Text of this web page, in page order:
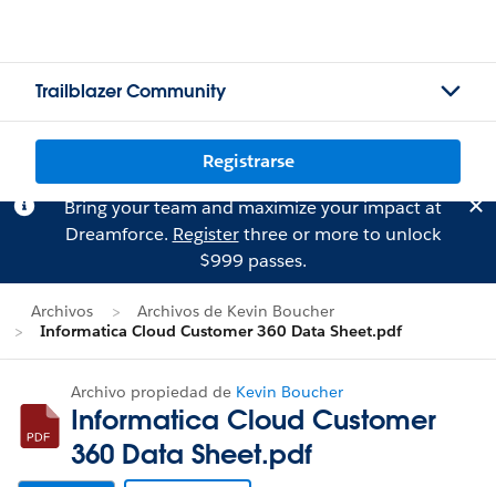
Trailblazer Community
Registrarse
Bring your team and maximize your impact at
Dreamforce. Registerthree or more to unlock
$999 passes.
Archivos
Archivos de Kevin Boucher
Informatica Cloud Customer 360 Data Sheet.pdf
Archivo propiedad de Kevin Boucher
Informatica Cloud Customer
360 Data Sheet.pdf